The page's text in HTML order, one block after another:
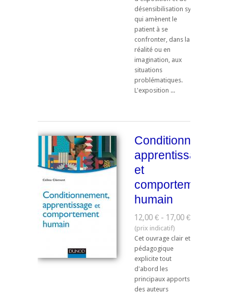
désensibilisation systématique
qui amènent le
patient à se
confronter, dans la
réalité ou en
imagination, aux
situations
problématiques.
L'exposition ...
Conditionnement,
apprentissage
et
comportement
humain
12,00 € - 17,00 €
Cet ouvrage clair et
pédagogique
explicite tout
d'abord les
principaux apports
des auteurs